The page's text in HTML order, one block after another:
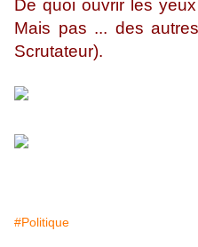
De quoi ouvrir les
Mais pas ... des
Scrutateur).
#Politique